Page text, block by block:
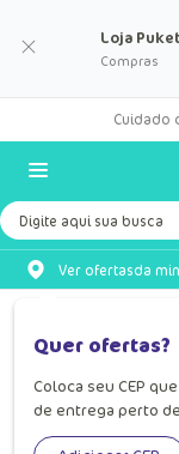
Loja Puket
Compras
Cuidado
Digite aqui sua
Ver ofertasda
Quer ofertas?
Coloca seu CEP
de entrega perto
Pijama longo